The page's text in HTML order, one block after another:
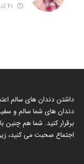
داشتن دندان های سالم
دندان های شما سالم و
برقرار کنید. شما هم
اجتماع صحبت می کنید،